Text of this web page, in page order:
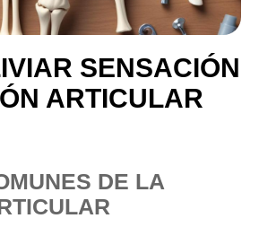
SENSACIÓN
ARTICULAR
DE LA